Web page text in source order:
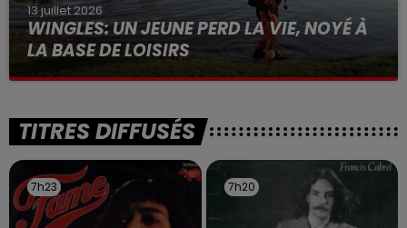
13 juillet 2026
WINGLES: UN JEUNE PERD LA VIE, NOYÉ À
LA BASE DE LOISIRS
La victime a coulé à pic
TITRES DIFFUSÉS
7h23
7h23 7h20
7h20